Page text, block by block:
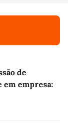
de
empresa: